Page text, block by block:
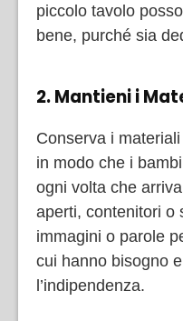
piccolo tavolo
bene, purché sia
2. Mantieni i
Conserva i
in modo che i
ogni volta che
aperti, contenitori o
immagini o parole
cui hanno bisogno
l’indipendenza.